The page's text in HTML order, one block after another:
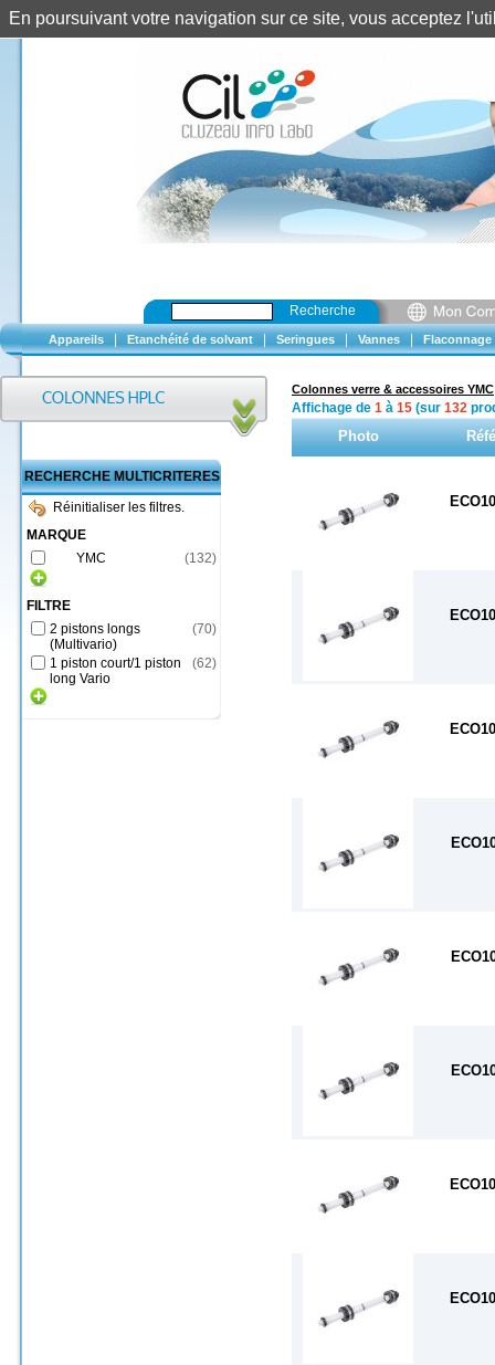
Recherche
Appareils Etanchéité de solvant Seringues Vannes Flaconnage
RECHERCHE MULTICRITERES
Réinitialiser les filtres.
MARQUE
YMC
(132)
FILTRE
2 pistons longs
(Multivario)
(70)
1 piston court/1 piston
long Vario
(62)
Colonnes verre & accessoires YMC
Affichage de 1 à 15 (sur 132
Photo
En poursuivant votre navigation sur ce site, vous acceptez